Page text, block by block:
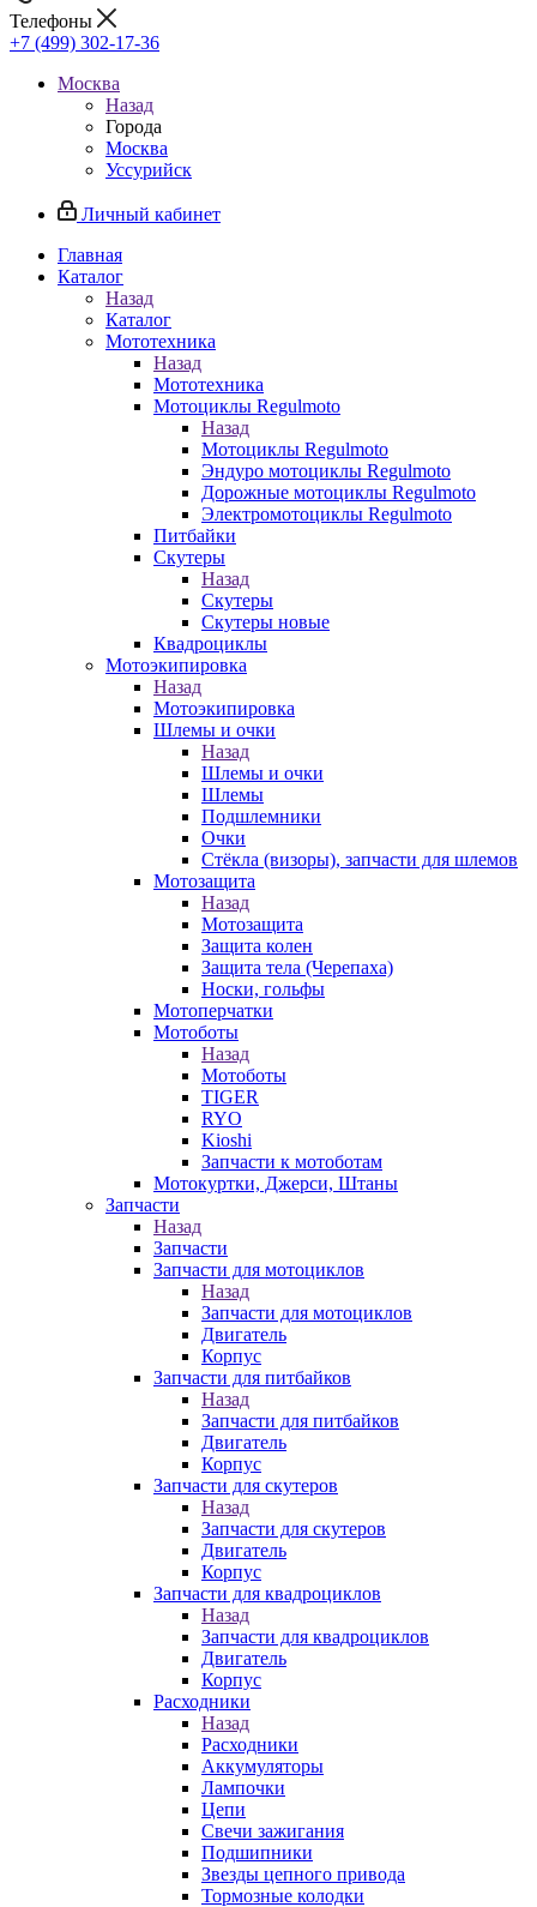
Телефоны
+7 (499) 302-17-36
Москва
Назад
Города
Москва
Уссурийск
Личный кабинет
Главная
Каталог
Назад
Каталог
Мототехника
Назад
Мототехника
Мотоциклы Regulmoto
Назад
Мотоциклы Regulmoto
Эндуро мотоциклы Regulmoto
Дорожные мотоциклы Regulmoto
Электромотоциклы Regulmoto
Питбайки
Скутеры
Назад
Скутеры
Скутеры новые
Квадроциклы
Мотоэкипировка
Назад
Мотоэкипировка
Шлемы и очки
Назад
Шлемы и очки
Шлемы
Подшлемники
Очки
Стёкла (визоры), запчасти для шлемов
Мотозащита
Назад
Мотозащита
Защита колен
Защита тела (Черепаха)
Носки, гольфы
Мотоперчатки
Мотоботы
Назад
Мотоботы
TIGER
RYO
Kioshi
Запчасти к мотоботам
Мотокуртки, Джерси, Штаны
Запчасти
Назад
Запчасти
Запчасти для мотоциклов
Назад
Запчасти для мотоциклов
Двигатель
Корпус
Запчасти для питбайков
Назад
Запчасти для питбайков
Двигатель
Корпус
Запчасти для скутеров
Назад
Запчасти для скутеров
Двигатель
Корпус
Запчасти для квадроциклов
Назад
Запчасти для квадроциклов
Двигатель
Корпус
Расходники
Назад
Расходники
Аккумуляторы
Лампочки
Цепи
Свечи зажигания
Подшипники
Звезды цепного привода
Тормозные колодки